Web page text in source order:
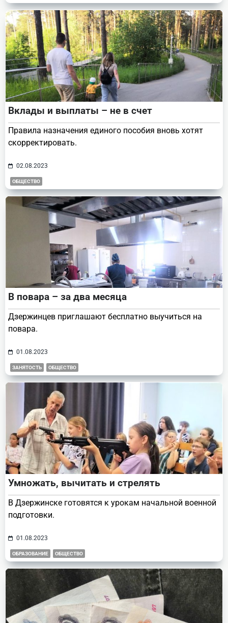
Вклады и выплаты – не в счет
Правила назначения единого пособия вновь хотят
скорректировать.
02.08.2023
ОБЩЕСТВО
В повара – за два месяца
Дзержинцев приглашают бесплатно выучиться на
повара.
01.08.2023
ЗАНЯТОСТЬ ОБЩЕСТВО
Умножать, вычитать и стрелять
В Дзержинске готовятся к урокам начальной военной
подготовки.
01.08.2023
ОБРАЗОВАНИЕ ОБЩЕСТВО